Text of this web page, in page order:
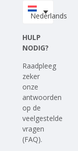
Upload je
Nederlands
HULP
NODIG?
Raadpleeg
zeker
onze
antwoorden
op de
veelgestelde
vragen
(FAQ).